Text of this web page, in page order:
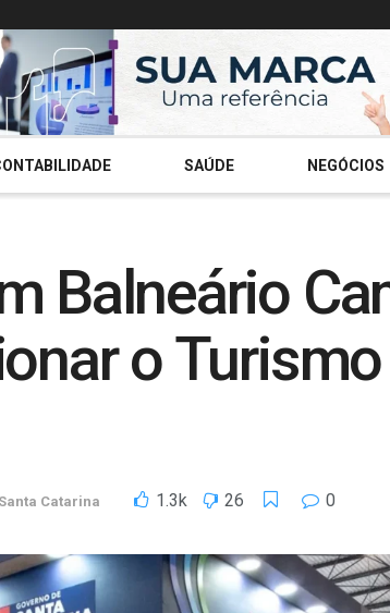
SAÚDE NEGÓCIOS
Balneário
o
Santa Catarina 1.3k 26 0